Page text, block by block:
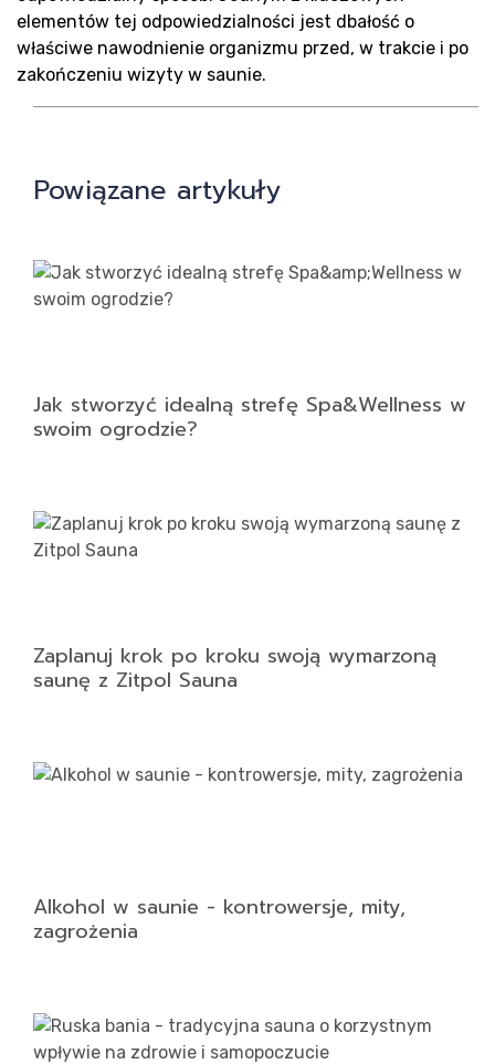
elementów tej odpowiedzialności jest dbałość o
właściwe nawodnienie organizmu przed, w trakcie i po
zakończeniu wizyty w saunie.
Powiązane artykuły
Jak stworzyć idealną strefę Spa&Wellness w
swoim ogrodzie?
Zaplanuj krok po kroku swoją wymarzoną
saunę z Zitpol Sauna
Alkohol w saunie - kontrowersje, mity,
zagrożenia